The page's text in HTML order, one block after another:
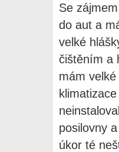
Se
do aut a
velké
čištěním a
mám
posilovny
úkor té